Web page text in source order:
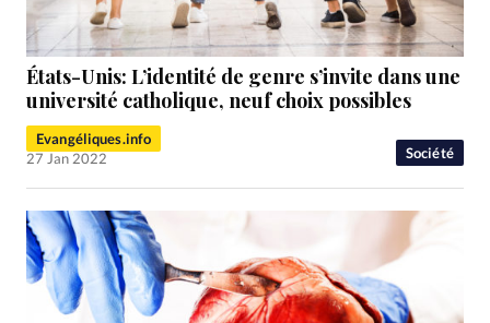
Société
États-Unis: L’identité de genre s’invite dans une
université catholique, neuf choix possibles
Evangéliques.info
27 Jan 2022